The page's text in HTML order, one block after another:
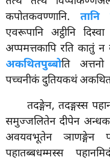
कपोतकवण्णानि.तानि
एवरूपानि अट्ठीनि
अप्पमत्तकापि रति कातुं न
अकथितपुब्बोति अत्तनो
पच्चनीकं दुतियकथं
तदङ्गेन, तदङ्गस्स
समुज्जलितेन दीपेन
अवयवभूतेन ञाणङ्गेन
पहातब्बधम्मस्स